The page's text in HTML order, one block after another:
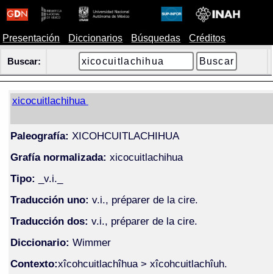
Presentación Diccionarios Búsquedas Créditos
Buscar:
xicocuitlachihua
Paleografía: XICOHCUITLACHIHUA
Grafía normalizada: xicocuitlachihua
Tipo: _v.i._
Traducción uno: v.i., préparer de la cire.
Traducción dos: v.i., préparer de la cire.
Diccionario: Wimmer
Contexto:xîcohcuitlachîhua > xîcohcuitlachîuh.